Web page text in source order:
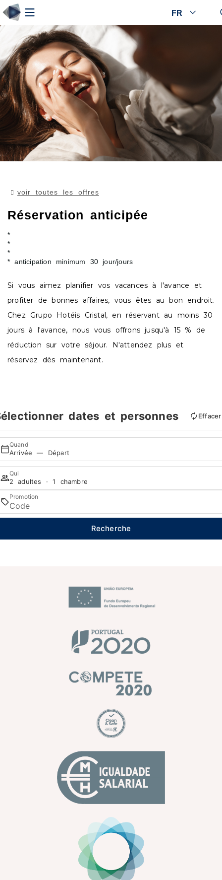
FR
voir toutes les offres
Réservation anticipée
anticipation minimum 30 jour/jours
Si vous aimez planifier vos vacances à l'avance et
profiter de bonnes affaires, vous êtes au bon endroit.
Chez Grupo Hotéis Cristal, en réservant au moins 30
jours à l'avance, nous vous offrons jusqu'à 15 % de
réduction sur votre séjour. N'attendez plus et
réservez dès maintenant.
dates et personnes Effacer
Quand
Arrivée — Départ
Qui
2 adultes · 1 chambre
Promotion
Recherche